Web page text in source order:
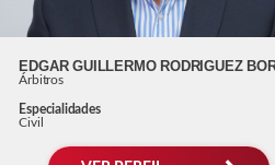
Árbitros
Especialidades
Civil